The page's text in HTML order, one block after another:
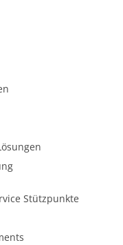
Stützpunkte